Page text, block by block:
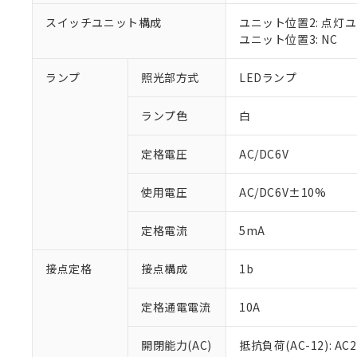
スイッチユニット構成
ユニット位置2: 点灯
ユニット位置3: NC
ランプ 照光部方式 LEDランプ
ランプ色 白
定格電圧 AC/DC6V
使用電圧 AC/DC6V±10%
定格電流 5mA
接点定格 接点構成 1b
定格通電電流 10A
開閉能力(AC)
抵抗負荷(AC-12):
ご利用条件
本サービス
くものです。
当社制御機
在庫状況お
当社販売員
在庫状況お
ている必要
対応済み：EU
対応予定：EU
対応予定なし：
非該当品：ライセ
仕入先様の事情に
*EU RoHS指令（10物質
鉛(Pb) 1000ppm以下、
六価クロム(Cr(Ⅵ))
フタル酸ビス(2-エチル
ル（DBP） 1000ppm
但し、RoHS指令で産業
フタル酸エステル類の
※2 対応予定月
部品在庫の切り替
※1 中国
「×」：最大均質
「－」：未確認で
Pb(鉛) :1000ppm、 Hg(
DEHP(フタル酸ビス(2-
「ｅ」：有害物質
「10」：通常の使
味します。
当社は、こ
う）を輸出
などの必要
当社は規制
たしません。
記
号
○ 一定数
△ 一定数
－
在庫な
空
受注生